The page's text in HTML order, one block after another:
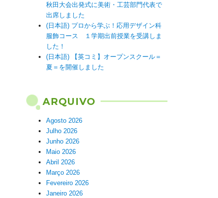
秋田大会出発式に美術・工芸部門代表で
出席しました
(日本語) プロから学ぶ！応用デザイン科
服飾コース １学期出前授業を受講しま
した！
(日本語) 【英コミ】オープンスクール＝
夏＝を開催しました
ARQUIVO
Agosto 2026
Julho 2026
Junho 2026
Maio 2026
Abril 2026
Março 2026
Fevereiro 2026
Janeiro 2026